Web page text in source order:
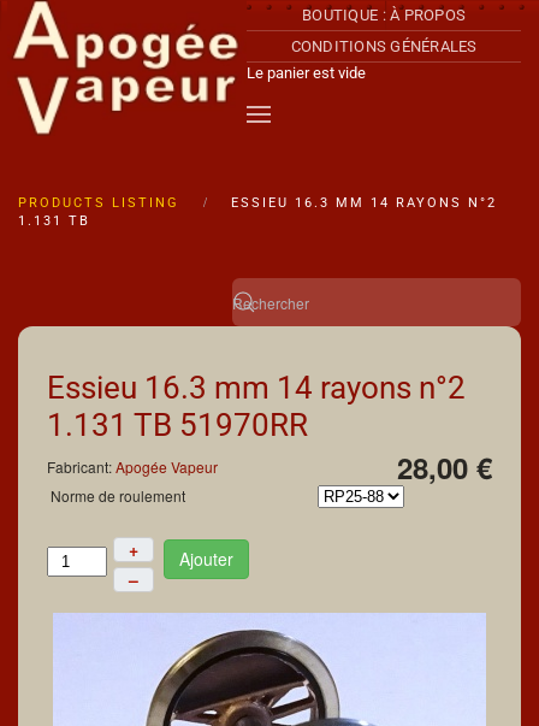
Accéder au contenu principal
BOUTIQUE : À PROPOS
CONDITIONS GÉNÉRALES
Le panier est vide
PRODUCTS LISTING
ESSIEU 16.3 MM 14 RAYONS N°2
1.131 TB
Essieu 16.3 mm 14 rayons n°2
1.131 TB 51970RR
28,00 €
Fabricant:Apogée Vapeur
Norme de roulement
+
–
Ajouter